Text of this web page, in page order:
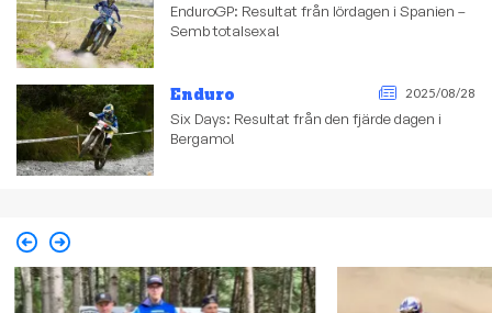
EnduroGP: Resultat från lördagen i Spanien –
Semb totalsexa!
Enduro 2025/08/28
Six Days: Resultat från den fjärde dagen i
Bergamo!